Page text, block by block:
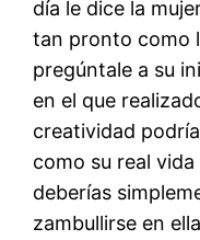
día le dice la
tan pronto como
pregúntale a su
en el que
creatividad
como su real
deberías
zambullirse en